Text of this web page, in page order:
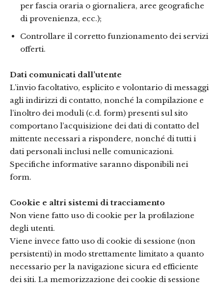
per fascia oraria o giornaliera, aree geografiche
di provenienza, ecc.);
Controllare il corretto funzionamento dei servizi
offerti.
Dati comunicati dall’utente
L’invio facoltativo, esplicito e volontario di messaggi
agli indirizzi di contatto, nonché la compilazione e
l’inoltro dei moduli (c.d. form) presenti sul sito
comportano l’acquisizione dei dati di contatto del
mittente necessari a rispondere, nonché di tutti i
dati personali inclusi nelle comunicazioni.
Specifiche informative saranno disponibili nei
form.
Cookie e altri sistemi di tracciamento
Non viene fatto uso di cookie per la profilazione
degli utenti.
Viene invece fatto uso di cookie di sessione (non
persistenti) in modo strettamente limitato a quanto
necessario per la navigazione sicura ed efficiente
dei siti. La memorizzazione dei cookie di sessione